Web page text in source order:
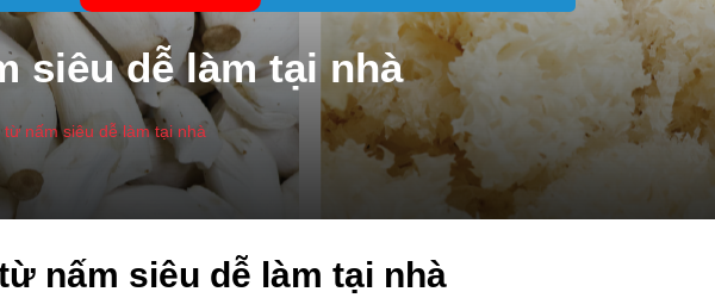
siêu dễ làm tại nhà
nấm siêu dễ làm tại nhà
nấm siêu dễ làm tại nhà